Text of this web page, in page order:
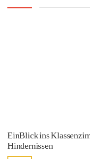
EinBlick ins
Hindernissen